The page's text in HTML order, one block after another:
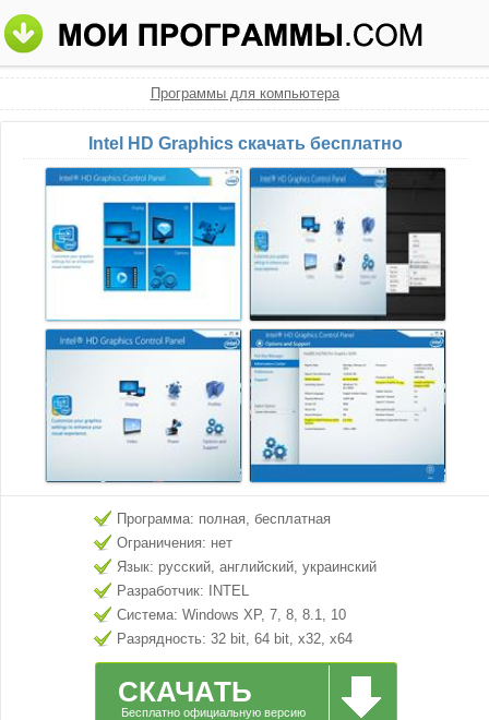
Программы для компьютера
Intel HD Graphics скачать бесплатно
Программа: полная, бесплатная
Ограничения: нет
Язык: русский, английский, украинский
Разработчик: INTEL
Система: Windows XP, 7, 8, 8.1, 10
Разрядность: 32 bit, 64 bit, x32, x64
СКАЧАТЬ
Бесплатно официальную версию